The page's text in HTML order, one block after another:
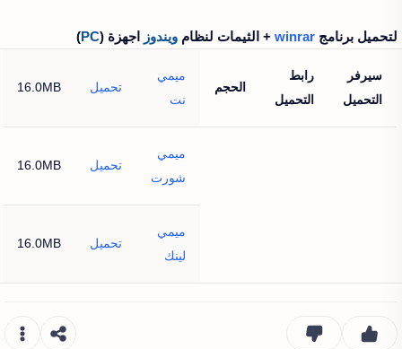
لتحميل برنامج winrar + الثيمات لنظام ويندوز اجهزة (PC
)
سيرفر
التحميل
رابط
التحميل
الحجم
ميمي
نت
تحميل 16.0MB
ميمي
شورت
تحميل 16.0MB
ميمي
لينك
تحميل 16.0MB